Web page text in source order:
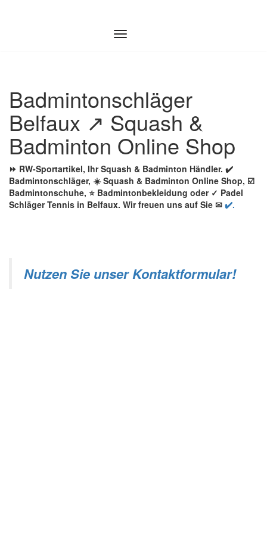
Badmintonschläger
Belfaux ↗️ Squash &
Badminton Online Shop
⏩ RW-Sportartikel, Ihr Squash & Badminton Händler. ✔️
Badmintonschläger, ☀️ Squash & Badminton Online Shop, ☑️
Badmintonschuhe, ⭐ Badmintonbekleidung oder ✓ Padel
Schläger Tennis in Belfaux. Wir freuen uns auf Sie ✉ ✔️.
Nutzen Sie unser Kontaktformular!